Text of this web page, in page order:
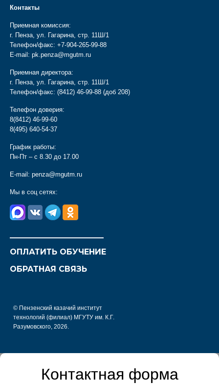
Контакты
Приемная комиссия:
г. Пенза, ул. Гагарина, стр. 11Ш/1
Телефон/факс: +7-904-265-99-88
E-mail: pk.penza@mgutm.ru
Приемная директора:
г. Пенза, ул. Гагарина, стр. 11Ш/1
Телефон/факс: (8412) 46-99-88 (доб 208)
Телефон доверия:
8(8412) 46-99-60
8(495) 640-54-37
График работы:
Пн-Пт – с 8.30 до 17.00
E-mail: penza@mgutm.ru
Мы в соц сетях:
ОПЛАТИТЬ ОБУЧЕНИЕ
ОБРАТНАЯ СВЯЗЬ
© Пензенский казачий институт
технологий (филиал) МГУТУ им. К.Г.
Разумовского, 2026.
Контактная форма